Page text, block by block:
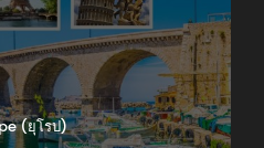
(ยุโรป)